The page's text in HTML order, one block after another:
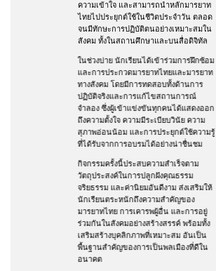
ความเข้าใจ และสามารถนำหลักมารยาท
ไทยไปประยุกต์ใช้ในชีวิตประจำวัน ตลอด
จนมีทักษะการปฏิบัติตนอย่างเหมาะสมใน
สังคม ทั้งในสถานศึกษาและบนสื่อดิจิทัล
ในช่วงบ่าย นักเรียนได้เข้าร่วมการฝึกซ้อม
และการประกวดมารยาทไทยและมารยาท
ทางสังคม โดยมีการทดสอบทั้งด้านการ
ปฏิบัติจริงและการแก้ไขสถานการณ์
จำลอง ซึ่งผู้เข้าแข่งขันทุกคนได้แสดงออก
ถึงความตั้งใจ ความมีระเบียบวินัย ความ
สุภาพอ่อนน้อม และการประยุกต์ใช้ความรู้
ที่ได้รับจากการอบรมได้อย่างน่าชื่นชม
กิจกรรมครั้งนี้ประสบความสำเร็จตาม
วัตถุประสงค์ในการปลูกฝังคุณธรรม
จริยธรรม และค่านิยมอันดีงาม ส่งเสริมให้
นักเรียนตระหนักถึงความสำคัญของ
มารยาทไทย การเคารพผู้อื่น และการอยู่
ร่วมกันในสังคมอย่างสร้างสรรค์ พร้อมทั้ง
เสริมสร้างบุคลิกภาพที่เหมาะสม อันเป็น
พื้นฐานสำคัญของการเป็นพลเมืองที่ดีใน
อนาคต